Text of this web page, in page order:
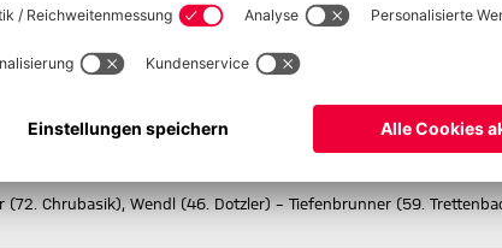
Fernández – Aitamer (90.+1 Berisha), Zvonarek (65.
Chrubasik), Wendl (46. Dotzler) – Tiefenbrunner (59.